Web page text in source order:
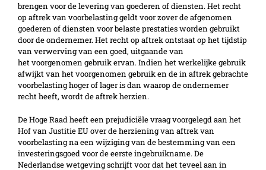
brengen voor de levering van goederen of diensten. Het recht
op aftrek van voorbelasting geldt voor zover de afgenomen
goederen of diensten voor belaste prestaties worden gebruikt
door de ondernemer. Het recht op aftrek ontstaat op het tijdstip
van verwerving van een goed, uitgaande van
het voorgenomen gebruik ervan. Indien het werkelijke gebruik
afwijkt van het voorgenomen gebruik en de in aftrek gebrachte
voorbelasting hoger of lager is dan waarop de ondernemer
recht heeft, wordt de aftrek herzien.
De Hoge Raad heeft een prejudiciële vraag voorgelegd aan het
Hof van Justitie EU over de herziening van aftrek van
voorbelasting na een wijziging van de bestemming van een
investeringsgoed voor de eerste ingebruikname. De
Nederlandse wetgeving schrijft voor dat het teveel aan in